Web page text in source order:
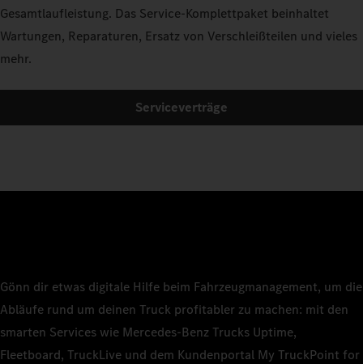
Gesamtlaufleistung. Das Service-Komplettpaket beinhaltet
Wartungen, Reparaturen, Ersatz von Verschleißteilen und vieles
mehr.
Serviceverträge
Gönn dir etwas digitale Hilfe beim Fahrzeugmanagement, um die
Abläufe rund um deinen Truck profitabler zu machen: mit den
smarten Services wie Mercedes‑Benz Trucks Uptime,
Fleetboard, TruckLive und dem Kundenportal My TruckPoint for